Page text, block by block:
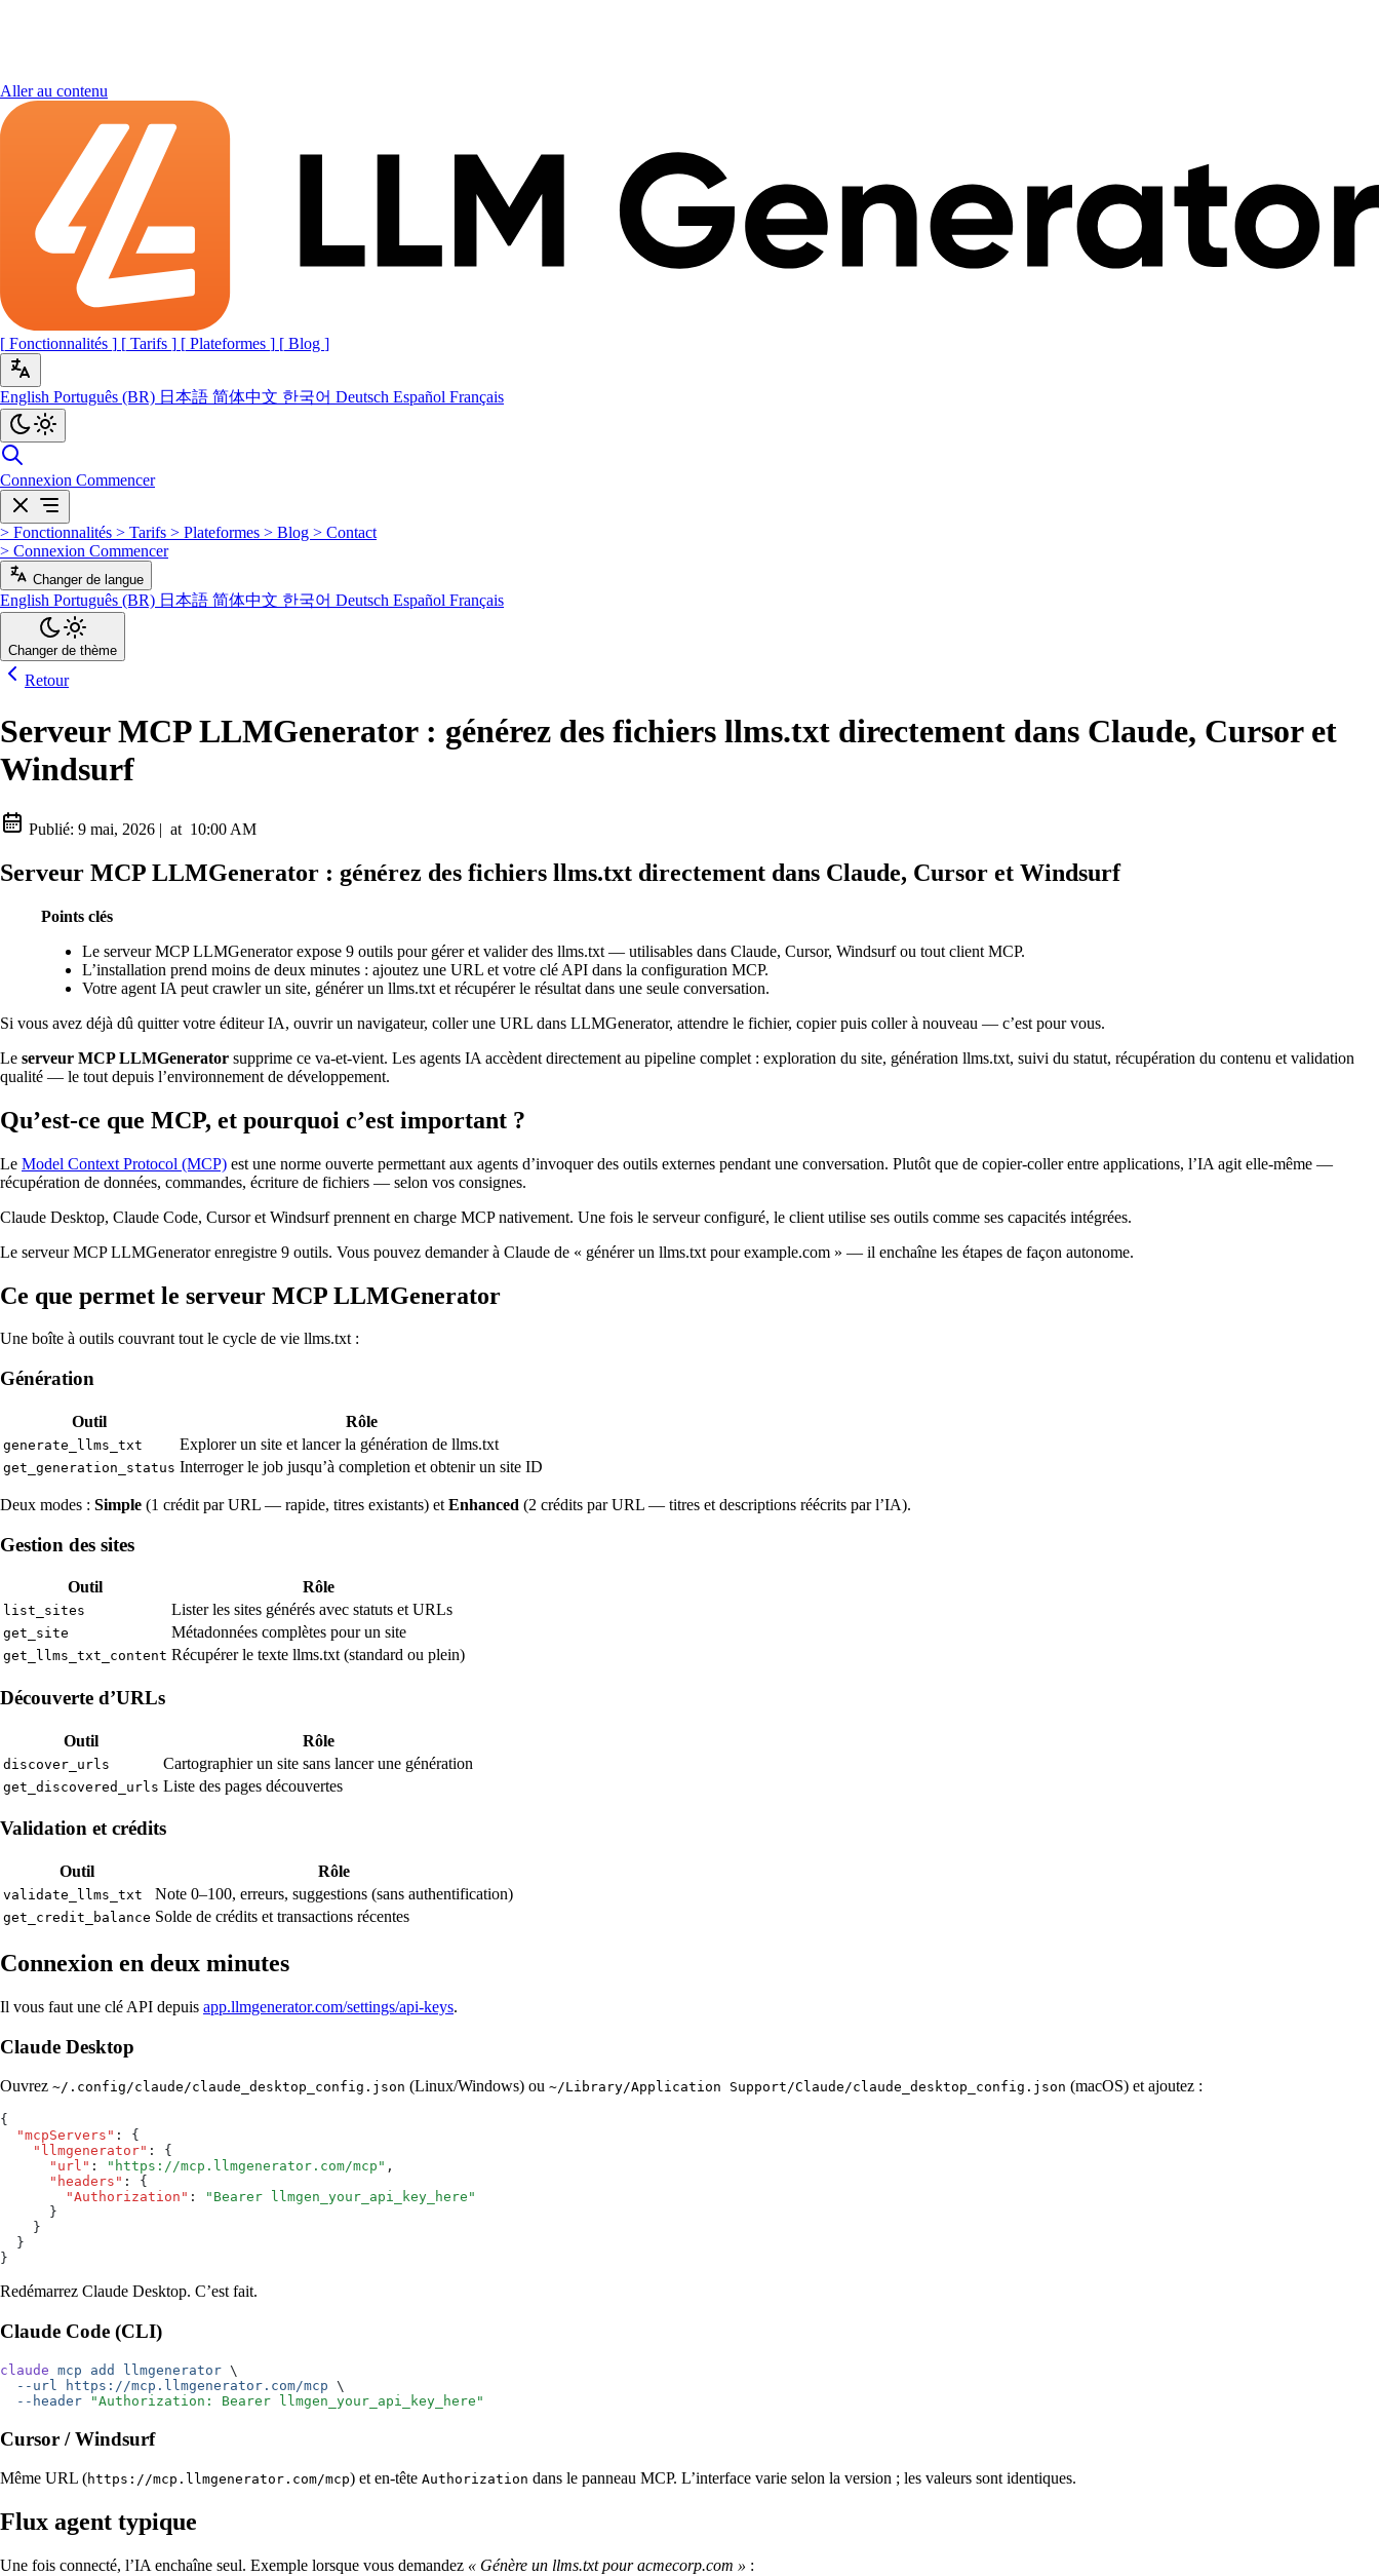
Aller au contenu
[ Fonctionnalités ] [ Tarifs ] [ Plateformes ] [ Blog ]
English Português (BR) 日本語 简体中文 한국어 Deutsch Español Français
Connexion Commencer
> Fonctionnalités > Tarifs > Plateformes > Blog > Contact
> Connexion Commencer
Changer de langue
English Português (BR) 日本語 简体中文 한국어 Deutsch Español Français
Changer de thème
Retour
Serveur MCP LLMGenerator : générez des fichiers llms.txt directement dans Claude, Cursor et
Windsurf
Publié: 9 mai, 2026 | at 10:00 AM
Serveur MCP LLMGenerator : générez des fichiers llms.txt directement dans Claude, Cursor et Windsurf
Points clés
Le serveur MCP LLMGenerator expose 9 outils pour gérer et valider des llms.txt — utilisables dans Claude, Cursor, Windsurf ou tout client MCP.
L’installation prend moins de deux minutes : ajoutez une URL et votre clé API dans la configuration MCP.
Votre agent IA peut crawler un site, générer un llms.txt et récupérer le résultat dans une seule conversation.
Si vous avez déjà dû quitter votre éditeur IA, ouvrir un navigateur, coller une URL dans LLMGenerator, attendre le fichier, copier puis coller à nouveau — c’est pour vous.
Le serveur MCP LLMGenerator supprime ce va-et-vient. Les agents IA accèdent directement au pipeline complet : exploration du site, génération llms.txt, suivi du statut, récupération du contenu et validation
qualité — le tout depuis l’environnement de développement.
Qu’est-ce que MCP, et pourquoi c’est important ?
Le Model Context Protocol (MCP) est une norme ouverte permettant aux agents d’invoquer des outils externes pendant une conversation. Plutôt que de copier-coller entre applications, l’IA agit elle-même —
récupération de données, commandes, écriture de fichiers — selon vos consignes.
Claude Desktop, Claude Code, Cursor et Windsurf prennent en charge MCP nativement. Une fois le serveur configuré, le client utilise ses outils comme ses capacités intégrées.
Le serveur MCP LLMGenerator enregistre 9 outils. Vous pouvez demander à Claude de « générer un llms.txt pour example.com » — il enchaîne les étapes de façon autonome.
Ce que permet le serveur MCP LLMGenerator
Une boîte à outils couvrant tout le cycle de vie llms.txt :
Génération
Outil Rôle
generate_llms_txt Explorer un site et lancer la génération de llms.txt
get_generation_status Interroger le job jusqu’à completion et obtenir un site ID
Deux modes : Simple (1 crédit par URL — rapide, titres existants) et Enhanced (2 crédits par URL — titres et descriptions réécrits par l’IA).
Gestion des sites
Outil Rôle
list_sites Lister les sites générés avec statuts et URLs
get_site Métadonnées complètes pour un site
get_llms_txt_content Récupérer le texte llms.txt (standard ou plein)
Découverte d’URLs
Outil Rôle
discover_urls Cartographier un site sans lancer une génération
get_discovered_urls Liste des pages découvertes
Validation et crédits
Outil Rôle
validate_llms_txt Note 0–100, erreurs, suggestions (sans authentification)
get_credit_balance Solde de crédits et transactions récentes
Connexion en deux minutes
Il vous faut une clé API depuis app.llmgenerator.com/settings/api-keys.
Claude Desktop
Ouvrez ~/.config/claude/claude_desktop_config.json (Linux/Windows) ou ~/Library/Application Support/Claude/claude_desktop_config.json (macOS) et ajoutez :
{
  "mcpServers"
:
{
    "llmgenerator"
:
{
      "url"
: " https://mcp.llmgenerator.com/mcp " ,
      "headers"
:
{
        "Authorization"
: " Bearer llmgen_your_api_key_here "
      }
    }
  }
}
Redémarrez Claude Desktop. C’est fait.
Claude Code (CLI)
claude mcp add llmgenerator \
  --url
https://mcp.llmgenerator.com/mcp \
  --header
"Authorization: Bearer llmgen_your_api_key_here "
Cursor / Windsurf
Même URL (https://mcp.llmgenerator.com/mcp) et en-tête Authorization dans le panneau MCP. L’interface varie selon la version ; les valeurs sont identiques.
Flux agent typique
Une fois connecté, l’IA enchaîne seul. Exemple lorsque vous demandez « Génère un llms.txt pour acmecorp.com » :